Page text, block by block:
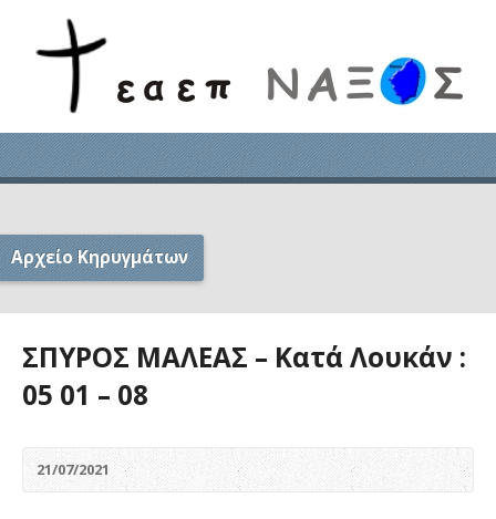
Αρχείο Κηρυγμάτων
ΣΠΥΡΟΣ ΜΑΛΕΑΣ – Κατά Λουκάν :
05 01 – 08
21/07/2021